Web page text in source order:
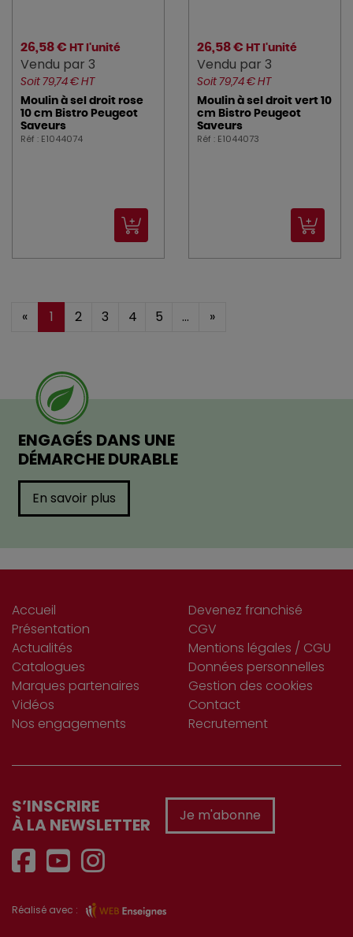
26,58 € HT l'unité
Vendu par 3
Soit 79,74 € HT
Moulin à sel droit rose
10 cm Bistro Peugeot
Saveurs
Réf : E1044074
26,58 € HT l'unité
Vendu par 3
Soit 79,74 € HT
Moulin à sel droit vert 10
cm Bistro Peugeot
Saveurs
Réf : E1044073
« 1 2 3 4 5 ... »
ENGAGÉS DANS UNE
DÉMARCHE DURABLE
En savoir plus
Accueil
Présentation
Actualités
Catalogues
Marques partenaires
Vidéos
Nos engagements
Devenez franchisé
CGV
Mentions légales / CGU
Données personnelles
Gestion des cookies
Contact
Recrutement
S’INSCRIRE
À LA NEWSLETTER
Je m'abonne
Réalisé avec :